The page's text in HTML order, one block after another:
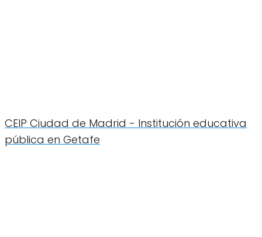
CEIP Ciudad de Madrid - Institución educativa
pública en Getafe